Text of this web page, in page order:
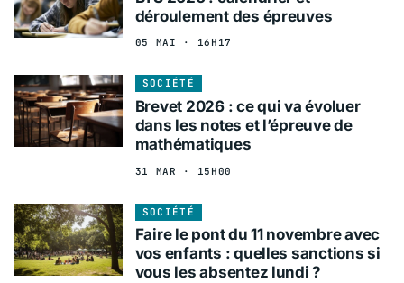
déroulement des épreuves
05 MAI · 16H17
SOCIÉTÉ
Brevet 2026 : ce qui va évoluer
dans les notes et l’épreuve de
mathématiques
31 MAR · 15H00
SOCIÉTÉ
Faire le pont du 11 novembre avec
vos enfants : quelles sanctions si
vous les absentez lundi ?